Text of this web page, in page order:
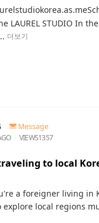
LAUREL STUDIO In
더보기
Message
VIEWS1357
to local
a foreigner living in
explore local regions